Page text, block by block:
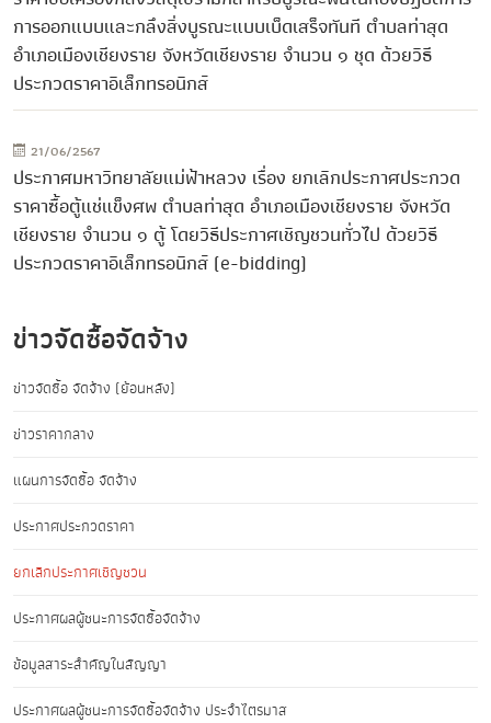
การออกแบบและกลึงสิ่งบูรณะแบบเบ็ดเสร็จทันที ตำบลท่าสุด
อำเภอเมืองเชียงราย จังหวัดเชียงราย จำนวน ๑ ชุด ด้วยวิธี
ประกวดราคาอิเล็กทรอนิกส์
21/06/2567
ประกาศมหาวิทยาลัยแม่ฟ้าหลวง เรื่อง ยกเลิกประกาศประกวด
ราคาซื้อตู้แช่แข็งศพ ตำบลท่าสุด อำเภอเมืองเชียงราย จังหวัด
เชียงราย จำนวน ๑ ตู้ โดยวิธีประกาศเชิญชวนทั่วไป ด้วยวิธี
ประกวดราคาอิเล็กทรอนิกส์ (e-bidding)
ข่าวจัดซื้อจัดจ้าง
ข่าวจัดซื้อ จัดจ้าง (ย้อนหลัง)
ข่าวราคากลาง
แผนการจัดซื้อ จัดจ้าง
ประกาศประกวดราคา
ยกเลิกประกาศเชิญชวน
ประกาศผลผู้ชนะการจัดซื้อจัดจ้าง
ข้อมูลสาระสำคัญในสัญญา
ประกาศผลผู้ชนะการจัดซื้อจัดจ้าง ประจำไตรมาส